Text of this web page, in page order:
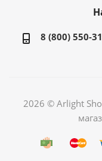
8 (800) 550-
2026 © Arlight